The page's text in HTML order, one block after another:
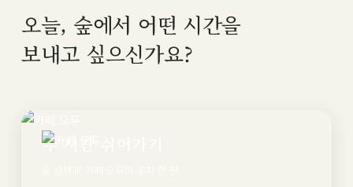
오늘, 숲에서 어떤 시간을
보내고 싶으신가요?
두 시간 쉬어가기